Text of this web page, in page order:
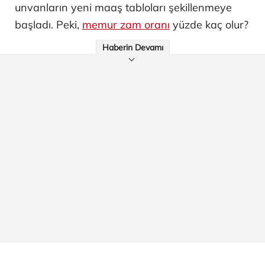
unvanların yeni maaş tabloları şekillenmeye
başladı. Peki, memur zam oranı yüzde kaç olur?
Haberin Devamı